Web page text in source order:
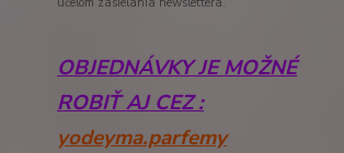
OBJEDNÁVKY JE MOŽNÉ
ROBIŤ AJ CEZ :
yodeyma.parfemy